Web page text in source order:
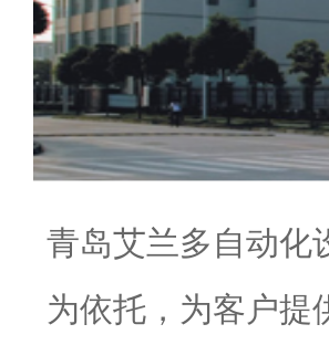
青岛艾兰多自动化
为依托，为客户提